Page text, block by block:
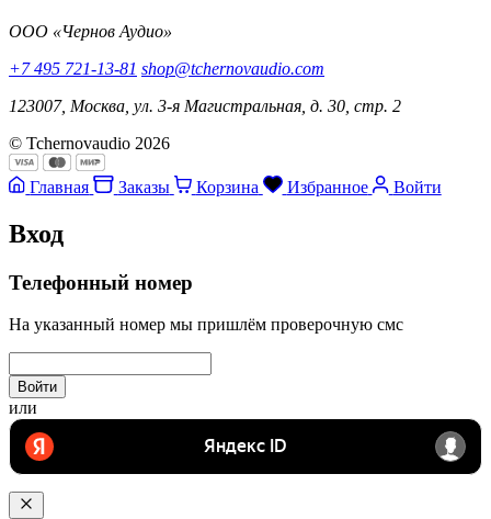
ООО «Чернов Аудио»
+7 495 721-13-81 shop@tchernovaudio.com
123007, Москва, ул. 3-я Магистральная, д. 30, стр. 2
© Tchernovaudio 2026
Главная Заказы Корзина Избранное Войти
Вход
Телефонный номер
На указанный номер мы пришлём проверочную смс
Войти
или